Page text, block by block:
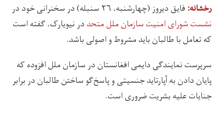
رخشانه: فایق دیروز (چهارشنبه، ۲۶ سنبله) در سخنرانی خود در
نشست شورای امنیت سازمان ملل متحددر نیویارک، گفته است
که تعامل با طالبان باید مشروط و اصولی باشد.
سرپرست نمایندگی دایمی افغانستان در سازمان ملل افزوده‌ که
پایان دادن به آپارتاید جنسیتی و پاسخ‌گو ساختن طالبان در برابر
جنایات علیه بشریت ضروری است.